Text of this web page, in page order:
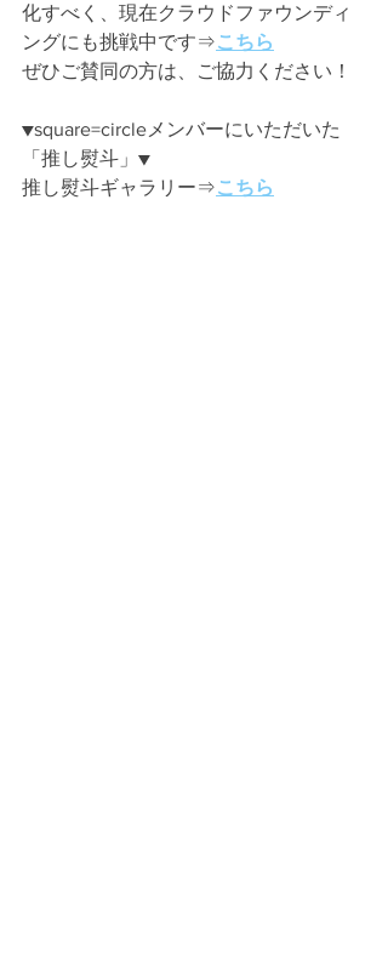
化すべく、現在クラウドファウンディ
ングにも挑戦中です⇒こちら
ぜひご賛同の方は、ご協力ください！
▼square=circleメンバーにいただいた
「推し熨斗」▼
推し熨斗ギャラリー⇒こちら